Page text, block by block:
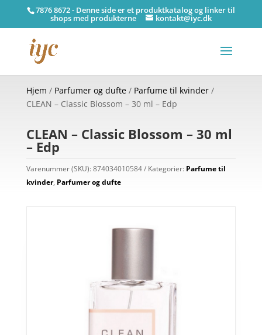
7876 8672 - Denne side er et produktkatalog og linker til
shops med produkterne kontakt@iyc.dk
Hjem / Parfumer og dufte/ Parfume til kvinder/
CLEAN – Classic Blossom – 30 ml – Edp
CLEAN – Classic Blossom – 30 ml
– Edp
Varenummer (SKU):874034010584 Kategorier: Parfume til
kvinder, Parfumer og dufte